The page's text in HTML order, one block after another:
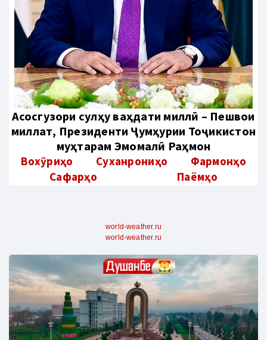
Aсосгузори сулҳу ваҳдати миллӣ – Пешвои
миллат, Президенти Ҷумҳурии Тоҷикистон
муҳтарам Эмомалӣ Раҳмон
Вохӯриҳо Суханрониҳо
Фармонҳо
Сафарҳо
Паёмҳо
world-weather.ru
world-weather.ru